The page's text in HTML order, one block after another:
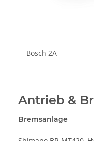
Bosch 2A
Antrieb &
Bremsanlage